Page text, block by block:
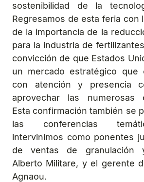
sostenibilidad de la
Regresamos de esta feria con
de la importancia de la
para la industria de
convicción de que Estados
un mercado estratégico que
con atención y presencia
aprovechar las numerosas
Esta confirmación también se
las conferencias
intervinimos como ponentes
de ventas de granulación
Alberto Militare, y el gerente
Agnaou.